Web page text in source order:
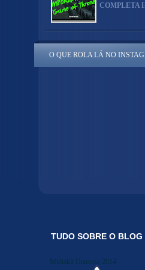
COMPLETA
O QUE ROLA LÁ NO
TUDO SOBRE O BLOG
Midiakit Danosse 2014